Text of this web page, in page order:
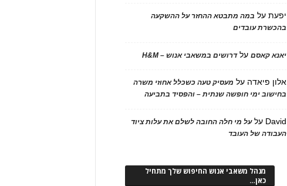
יפעתעל במה מתבטא ההחזר על ההשקעה
בהכשרת עובדים
יאנא קאסםעלדרושים במשאבי אנוש – H&M
אלון פיאדה על מעסיק טעה כשכלל אחוזי משרה
בחישוב ימי חופשה שנתית – והפסיד בתביעה
David עלעל מי חלה החובה לשלם את עלות ציוד
העבודה של העובד
מנהל משאבי אנוש החיפוש שלך מתחיל
כאן…